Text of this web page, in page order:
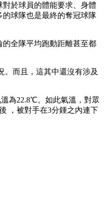
於球員的體能要求、身體
的球隊也是最終的奪冠球隊
輪的全隊平均跑動距離甚至都
。而且，這其中還沒有涉及
。如此氣溫，對眾
 ，被對手在3分鍾之內連下